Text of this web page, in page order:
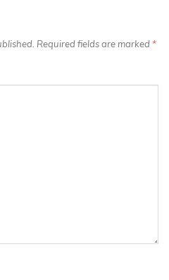
Required fields are marked *